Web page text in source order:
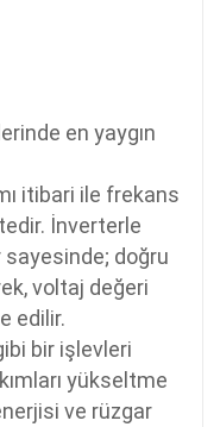
en yaygın
itibari ile frekans
İnverterle
sayesinde; doğru
voltaj değeri
edilir.
bir işlevleri
yükseltme
ve rüzgar